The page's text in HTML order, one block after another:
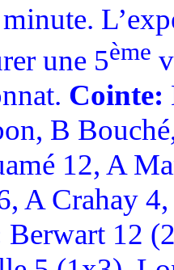
une 5ème
Cointe:
B
12, A
A Crahay
Berwart 12